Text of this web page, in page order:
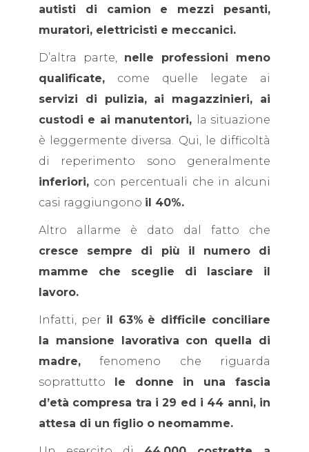
autisti di camion e mezzi pesanti,
muratori, elettricisti e meccanici.
D’altra parte, nelle professioni meno
qualificate, come quelle legate ai
servizi di pulizia, ai magazzinieri, ai
custodi e ai manutentori,
la situazione
è leggermente diversa. Qui, le difficoltà
di reperimento sono generalmente
inferiori, con percentuali che in alcuni
casi raggiungono il 40%.
Altro allarme è dato dal fatto che
cresce sempre di più il numero di
mamme che sceglie di lasciare il
lavoro.
Infatti, per il 63% è difficile conciliare
la mansione lavorativa con quella di
madre, fenomeno che riguarda
soprattutto le donne in una fascia
d’età compresa tra i 29 ed i 44 anni, in
attesa di un figlio o neomamme.